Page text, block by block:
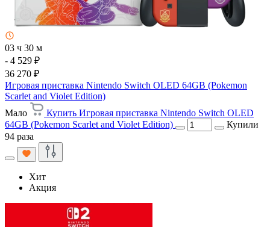
03 ч 30 м
- 4 529 ₽
36 270 ₽
Игровая приставка Nintendo Switch OLED 64GB (Pokemon
Scarlet and Violet Edition)
Мало
Купить Игровая приставка Nintendo Switch OLED
64GB (Pokemon Scarlet and Violet Edition)
Купили
94 раза
Хит
Акция